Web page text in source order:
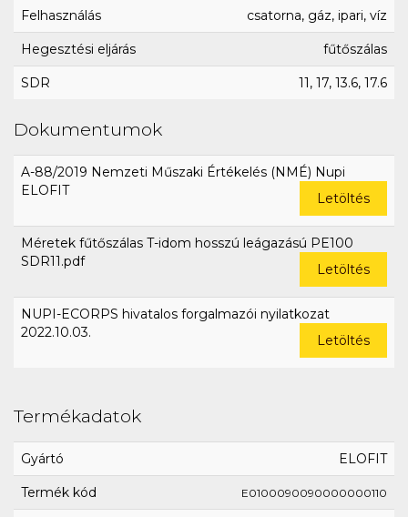
Felhasználás csatorna, gáz, ipari, víz
Hegesztési eljárás fűtőszálas
SDR 11, 17, 13.6, 17.6
Dokumentumok
A-88/2019 Nemzeti Műszaki Értékelés (NMÉ) Nupi
ELOFIT
Letöltés
Méretek fűtőszálas T-idom hosszú leágazású PE100
SDR11.pdf
Letöltés
NUPI-ECORPS hivatalos forgalmazói nyilatkozat
2022.10.03.
Letöltés
Termékadatok
Gyártó ELOFIT
Termék kód E0100090090000000110